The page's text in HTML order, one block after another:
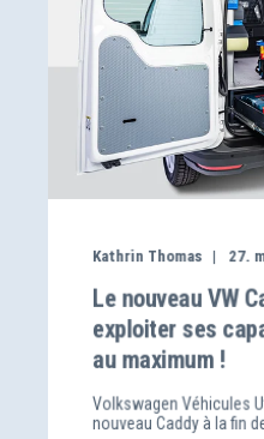
Kathrin Thomas 27.
Le nouveau VW
exploiter ses
au maximum !
Volkswagen Véhicules
nouveau Caddy à la fin